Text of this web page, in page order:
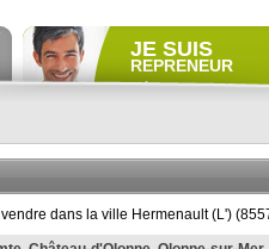
JE SUIS
REPRENEUR
Déposer
ACCÈS
dans la ville Hermenault (L')